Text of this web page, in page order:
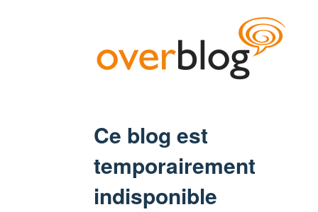
Ce blog est
temporairement
indisponible